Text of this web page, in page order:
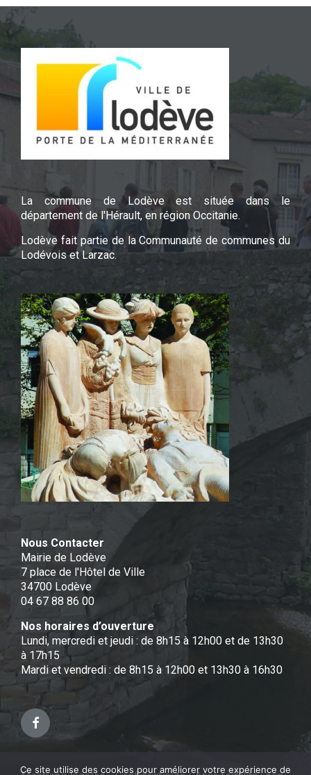
La commune de Lodève est située dans le
département de l'Hérault, en région Occitanie.
Lodève fait partie de la Communauté de communes du
Lodévois et Larzac.
Nous Contacter
Mairie de Lodève
7 place de l'Hôtel de Ville
34700 Lodève
04 67 88 86 00
Nos horaires d’ouverture
Lundi, mercredi et jeudi : de 8h15 à 12h00 et de 13h30
à 17h15
Mardi et vendredi : de 8h15 à 12h00 et 13h30 à 16h30
Facebook
Ce site utilise des cookies pour améliorer votre expérience de